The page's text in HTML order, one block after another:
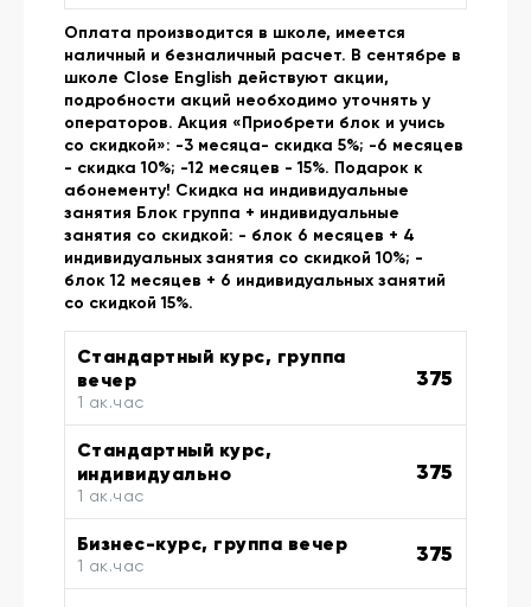
Оплата производится в школе, имеется
наличный и безналичный расчет. В сентябре в
школе Close English действуют акции,
подробности акций необходимо уточнять у
операторов. Акция «Приобрети блок и учись
со скидкой»: -3 месяца- скидка 5%; -6 месяцев
- скидка 10%; -12 месяцев - 15%. Подарок к
абонементу! Скидка на индивидуальные
занятия Блок группа + индивидуальные
занятия со скидкой: - блок 6 месяцев + 4
индивидуальных занятия со скидкой 10%; -
блок 12 месяцев + 6 индивидуальных занятий
со скидкой 15%.
Стандартный курс, группа
вечер
1 ак.час
375
Стандартный курс,
индивидуально
1 ак.час
375
Бизнес-курс, группа вечер
1 ак.час 375